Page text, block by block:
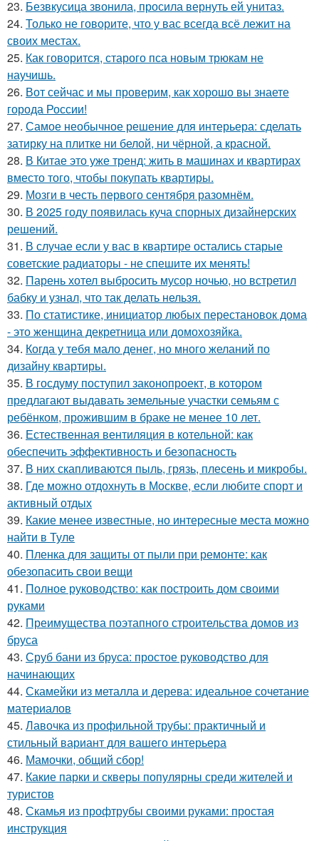
23. Безвкусица звонила, просила вернуть ей унитаз.
24. Только не говорите, что у вас всегда всё лежит на
своих местах.
25. Как говорится, старого пса новым трюкам не
научишь.
26. Вот сейчас и мы проверим, как хорошо вы знаете
города России!
27. Самое необычное решение для интерьера: сделать
затирку на плитке ни белой, ни чёрной, а красной.
28. В Китае это уже тренд: жить в машинах и квартирах
вместо того, чтобы покупать квартиры.
29. Мозги в честь первого сентября разомнём.
30. В 2025 году появилась куча спорных дизайнерских
решений.
31. В случае если у вас в квартире остались старые
советские радиаторы - не спешите их менять!
32. Парень хотел выбросить мусор ночью, но встретил
бабку и узнал, что так делать нельзя.
33. По статистике, инициатор любых перестановок дома
- это женщина декретница или домохозяйка.
34. Когда у тебя мало денег, но много желаний по
дизайну квартиры.
35. В госдуму поступил законопроект, в котором
предлагают выдавать земельные участки семьям с
ребёнком, прожившим в браке не менее 10 лет.
36. Естественная вентиляция в котельной: как
обеспечить эффективность и безопасность
37. В них скапливаются пыль, грязь, плесень и микробы.
38. Где можно отдохнуть в Москве, если любите спорт и
активный отдых
39. Какие менее известные, но интересные места можно
найти в Туле
40. Пленка для защиты от пыли при ремонте: как
обезопасить свои вещи
41. Полное руководство: как построить дом своими
руками
42. Преимущества поэтапного строительства домов из
бруса
43. Сруб бани из бруса: простое руководство для
начинающих
44. Скамейки из металла и дерева: идеальное сочетание
материалов
45. Лавочка из профильной трубы: практичный и
стильный вариант для вашего интерьера
46. Мамочки, общий сбор!
47. Какие парки и скверы популярны среди жителей и
туристов
48. Скамья из профтрубы своими руками: простая
инструкция